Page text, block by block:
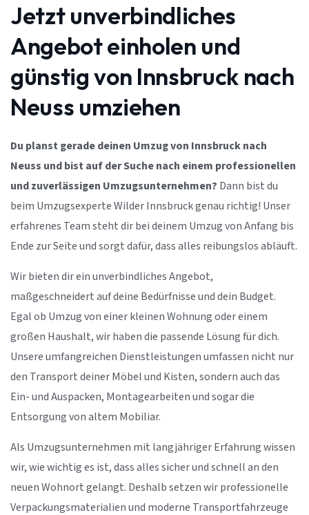
Jetzt unverbindliches
Angebot einholen und
günstig von Innsbruck nach
Neuss umziehen
Du planst gerade deinen Umzug von Innsbruck nach
Neuss und bist auf der Suche nach einem professionellen
und zuverlässigen Umzugsunternehmen? Dann bist du
beim Umzugsexperte Wilder Innsbruck genau richtig! Unser
erfahrenes Team steht dir bei deinem Umzug von Anfang bis
Ende zur Seite und sorgt dafür, dass alles reibungslos abläuft.
Wir bieten dir ein unverbindliches Angebot,
maßgeschneidert auf deine Bedürfnisse und dein Budget.
Egal ob Umzug von einer kleinen Wohnung oder einem
großen Haushalt, wir haben die passende Lösung für dich.
Unsere umfangreichen Dienstleistungen umfassen nicht nur
den Transport deiner Möbel und Kisten, sondern auch das
Ein- und Auspacken, Montagearbeiten und sogar die
Entsorgung von altem Mobiliar.
Als Umzugsunternehmen mit langjähriger Erfahrung wissen
wir, wie wichtig es ist, dass alles sicher und schnell an den
neuen Wohnort gelangt. Deshalb setzen wir professionelle
Verpackungsmaterialien und moderne Transportfahrzeuge